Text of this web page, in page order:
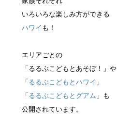
いろいろな楽しみ方ができる
ハワイ も！
エリアごとの
「るるぶこどもとあそぼ！」や
「るるぶこどもとハワイ 」
「るるぶこどもとグアム 」も
公開されています。